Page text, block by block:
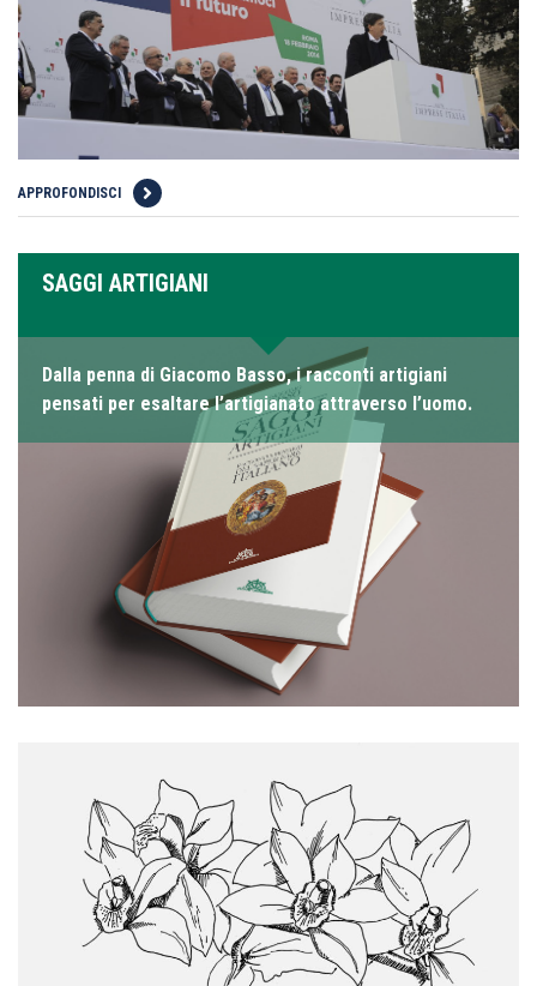
APPROFONDISCI
SAGGI ARTIGIANI
Dalla penna di Giacomo Basso, i racconti artigiani
pensati per esaltare l’artigianato attraverso l’uomo.